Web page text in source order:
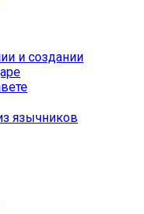
и создании
язычников